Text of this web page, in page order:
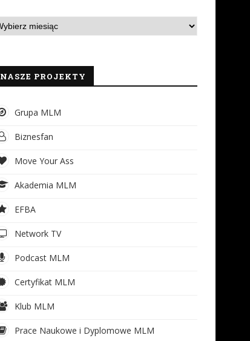
NASZE PROJEKTY
Grupa MLM
Biznesfan
Move Your Ass
Akademia MLM
EFBA
Network TV
Podcast MLM
Certyfikat MLM
Klub MLM
Prace Naukowe i Dyplomowe MLM